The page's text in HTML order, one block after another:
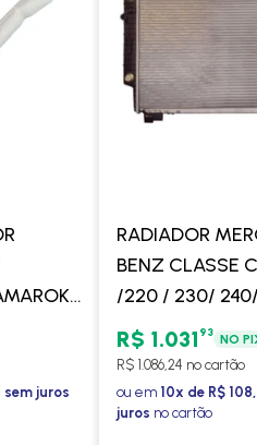
sem juros
RADIADOR
BENZ CLASSE
/220 / 230/
CLK 320 / SLK
1996 A 2001
AUTOMATICO -
PROCOOLER
R$ 1.031 93 NO
R$ 1.086,24 no cartão
ou em 10x de R$
juros no cartão